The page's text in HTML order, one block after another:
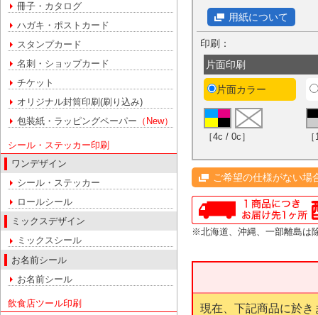
冊子・カタログ
ハガキ・ポストカード
スタンプカード
名刺・ショップカード
チケット
オリジナル封筒印刷(刷り込み)
包装紙・ラッピングペーパー （New）
シール・ステッカー印刷
ワンデザイン
シール・ステッカー
ロールシール
ミックスデザイン
ミックスシール
お名前シール
お名前シール
飲食店ツール印刷
用紙について
印刷：
片面印刷
片面カラー
［4c / 0c］
ご希望の仕様がない
※北海道、沖縄、一部離島は
現在、下記商品に於